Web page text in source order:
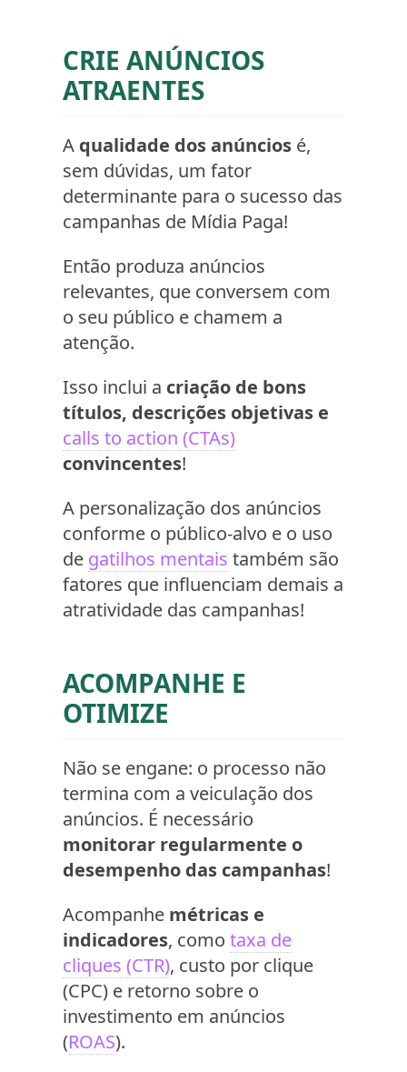
CRIE ANÚNCIOS
ATRAENTES
A qualidade dos anúncios é,
sem dúvidas, um fator
determinante para o sucesso das
campanhas de Mídia Paga!
Então produza anúncios
relevantes, que conversem com
o seu público e chamem a
atenção.
Isso inclui a criação de bons
títulos, descrições objetivas e
calls to action (CTAs)
convincentes!
A personalização dos anúncios
conforme o público-alvo e o uso
de gatilhos mentais também são
fatores que influenciam demais a
atratividade das campanhas!
ACOMPANHE E
OTIMIZE
Não se engane: o processo não
termina com a veiculação dos
anúncios. É necessário
monitorar regularmente o
desempenho das campanhas!
Acompanhe métricas e
indicadores, como taxa de
cliques (CTR), custo por clique
(CPC) e retorno sobre o
investimento em anúncios
(ROAS).